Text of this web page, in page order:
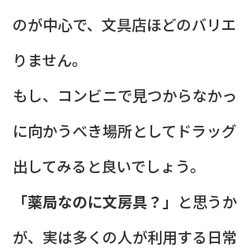
のが中心で、文具店ほどのバリ
りません。
もし、コンビニで見つからなか
に向かうべき場所としてドラッ
出してみると良いでしょう。
「薬局なのに文房具？」 と思う
が、実は多くの人が利用する日常